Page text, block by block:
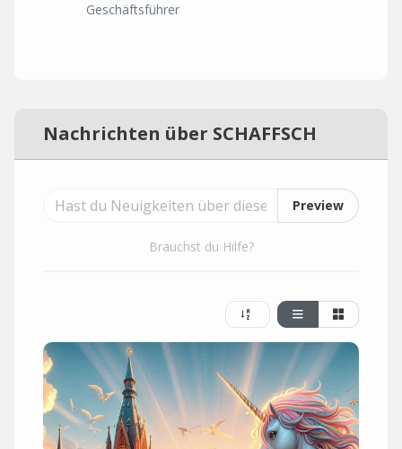
Geschäftsführer
Nachrichten über SCHAFFSCH
Preview
Brauchst du Hilfe?